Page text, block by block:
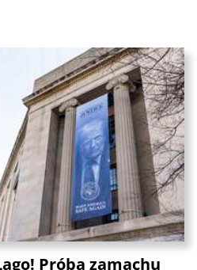
Próba zamachu